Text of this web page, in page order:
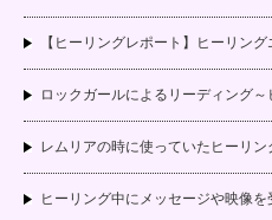
【ヒーリングレポート】ヒーリン
ロックガールによるリーディング
レムリアの時に使っていたヒーリ
ヒーリング中にメッセージや映像